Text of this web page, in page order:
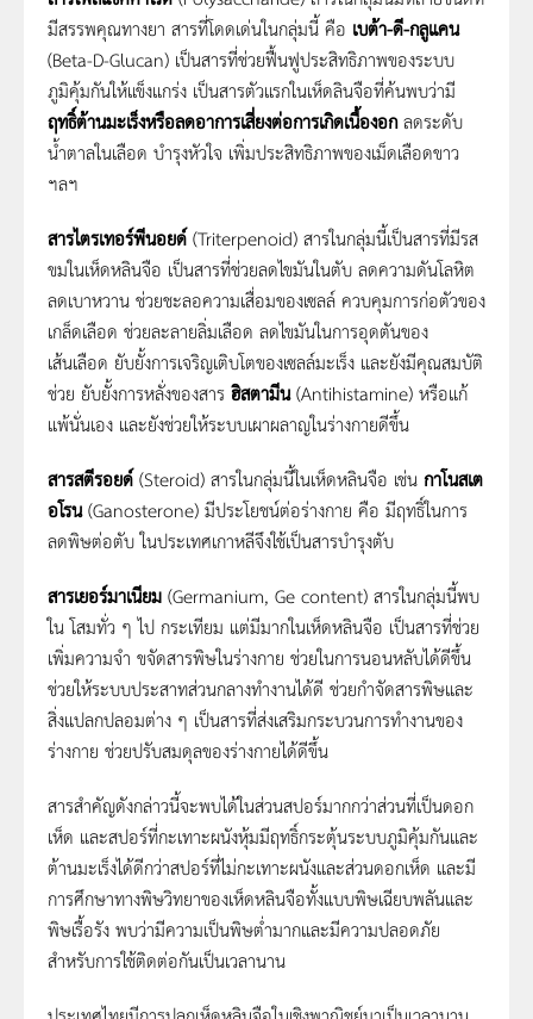
มีสรรพคุณทางยา สารที่โดดเด่นในกลุ่มนี้ คือ เบต้า-ดี-กลูแคน
(Beta-D-Glucan) เป็นสารที่ช่วยฟื้นฟูประสิทธิภาพของระบบ
ภูมิคุ้มกันให้แข็งแกร่ง เป็นสารตัวแรกในเห็ดลินจือที่ค้นพบว่ามี
ฤทธิ์ต้านมะเร็งหรือลดอาการเสี่ยงต่อการเกิดเนื้องอกลดระดับ
น้ำตาลในเลือด บำรุงหัวใจ เพิ่มประสิทธิภาพของเม็ดเลือดขาว
ฯลฯ
สารไตรเทอร์พีนอยด์(Triterpenoid) สารในกลุ่มนี้เป็นสารที่มีรส
ขมในเห็ดหลินจือ เป็นสารที่ช่วยลดไขมันในตับ ลดความดันโลหิต
ลดเบาหวาน ช่วยชะลอความเสื่อมของเซลล์ ควบคุมการก่อตัวของ
เกล็ดเลือด ช่วยละลายลิ่มเลือด ลดไขมันในการอุดตันของ
เส้นเลือด ยับยั้งการเจริญเติบโตของเซลล์มะเร็ง และยังมีคุณสมบัติ
ช่วย ยับยั้งการหลั่งของสาร ฮิสตามีน(Antihistamine) หรือแก้
แพ้นั่นเอง และยังช่วยให้ระบบเผาผลาญในร่างกายดีขึ้น
สารสตีรอยด์(Steroid) สารในกลุ่มนี้ในเห็ดหลินจือ เช่น กาโนสเต
อโรน(Ganosterone) มีประโยชน์ต่อร่างกาย คือ มีฤทธิ์ในการ
ลดพิษต่อตับ ในประเทศเกาหลีจึงใช้เป็นสารบำรุงตับ
สารเยอร์มาเนียม (Germanium, Ge content) สารในกลุ่มนี้พบ
ใน โสมทั่ว ๆ ไป กระเทียม แต่มีมากในเห็ดหลินจือ เป็นสารที่ช่วย
เพิ่มความจำ ขจัดสารพิษในร่างกาย ช่วยในการนอนหลับได้ดีขึ้น
ช่วยให้ระบบประสาทส่วนกลางทำงานได้ดี ช่วยกำจัดสารพิษและ
สิ่งแปลกปลอมต่าง ๆ เป็นสารที่ส่งเสริมกระบวนการทำงานของ
ร่างกาย ช่วยปรับสมดุลของร่างกายได้ดีขึ้น
สารสำคัญดังกล่าวนี้จะพบได้ในส่วนสปอร์มากกว่าส่วนที่เป็นดอก
เห็ด และสปอร์ที่กะเทาะผนังหุ้มมีฤทธิ์กระตุ้นระบบภูมิคุ้มกันและ
ต้านมะเร็งได้ดีกว่าสปอร์ที่ไม่กะเทาะผนังและส่วนดอกเห็ด และมี
การศึกษาทางพิษวิทยาของเห็ดหลินจือทั้งแบบพิษเฉียบพลันและ
พิษเรื้อรัง พบว่ามีความเป็นพิษต่ำมากและมีความปลอดภัย
สำหรับการใช้ติดต่อกันเป็นเวลานาน